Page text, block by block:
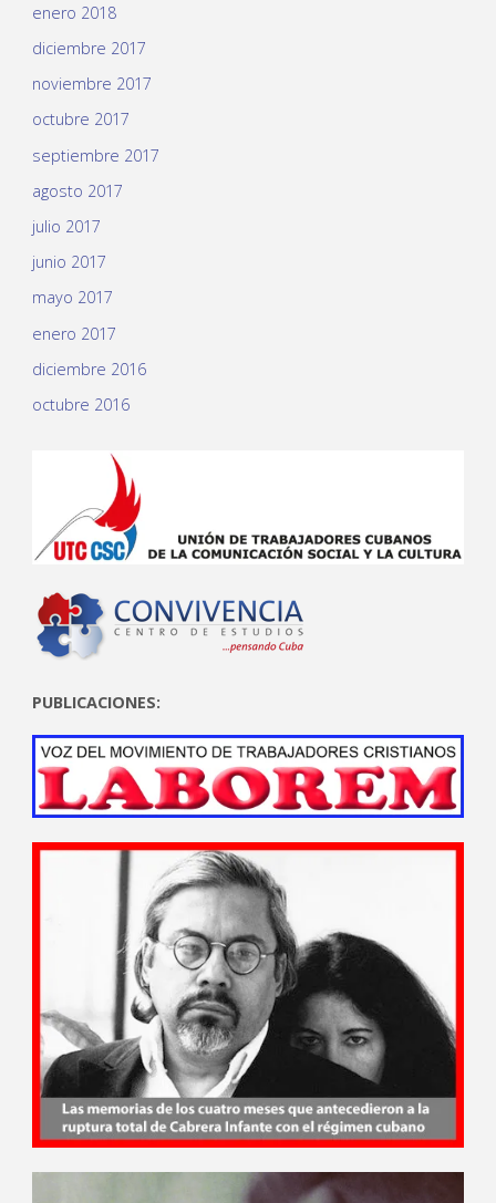
enero 2018
diciembre 2017
noviembre 2017
octubre 2017
septiembre 2017
agosto 2017
julio 2017
junio 2017
mayo 2017
enero 2017
diciembre 2016
octubre 2016
PUBLICACIONES: